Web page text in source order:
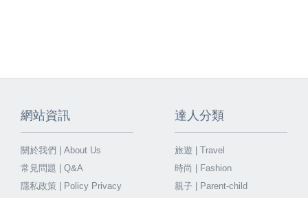
網站資訊
關於我們 | About Us
常見問題 | Q&A
隱私政策 | Policy Privacy
達人分類
旅遊 | Travel
時尚 | Fashion
親子 | Parent-child